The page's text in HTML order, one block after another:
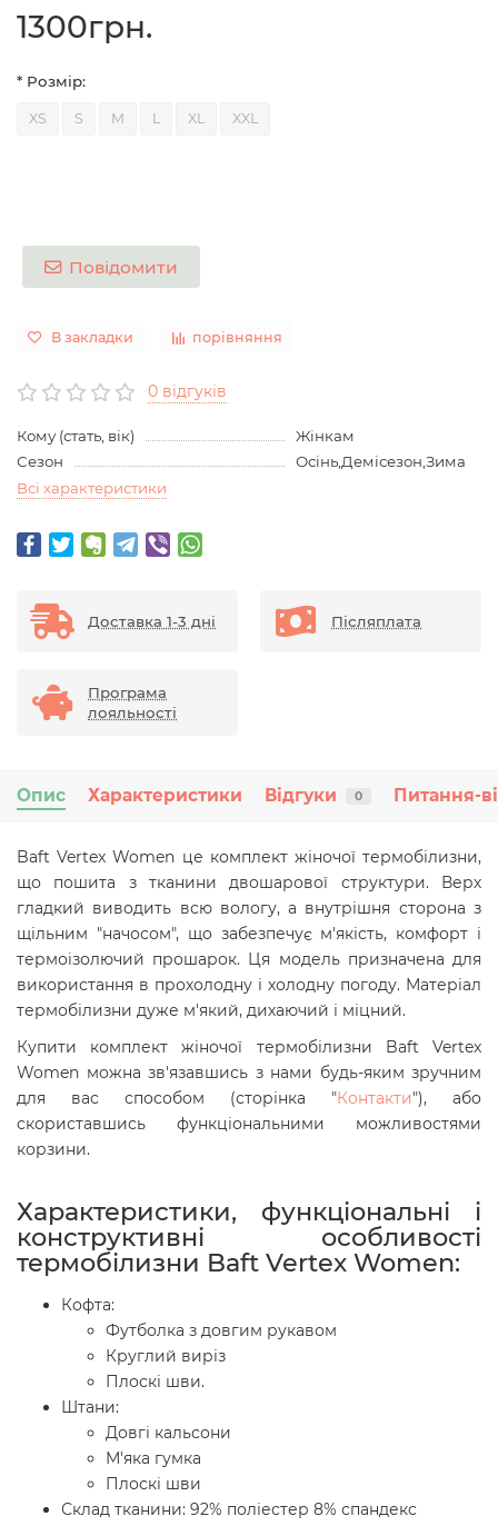
1300грн.
* Розмір:
XS S M L XL XXL
Повідомити
В закладки порівняння
0 відгуків
Кому (стать, вік)
Жінкам
Сезон
Осінь,Демісезон,Зима
Всі характеристики
Доставка 1-3 дні Післяплата
Програма
лояльності
Опис Характеристики Відгуки 0 Питання-
Baft Vertex Women це комплект жіночої термобілизни,
що пошита з тканини двошарової структури. Верх
гладкий виводить всю вологу, а внутрішня сторона з
щільним "начосом", що забезпечує м'якість, комфорт і
термоізолючий прошарок. Ця модель призначена для
використання в прохолодну і холодну погоду. Матеріал
термобілизни дуже м'який, дихаючий і міцний.
Купити комплект жіночої термобілизни Baft Vertex
Women можна зв'язавшись з нами будь-яким зручним
для вас способом (сторінка "Контакти"), або
скориставшись функціональними можливостями
корзини.
Характеристики, функціональні і
конструктивні особливості
термобілизни Baft Vertex Women:
Кофта:
Футболка з довгим рукавом
Круглий виріз
Плоскі шви.
Штани:
Довгі кальсони
М'яка гумка
Плоскі шви
Склад тканини: 92% поліестер 8% спандекс